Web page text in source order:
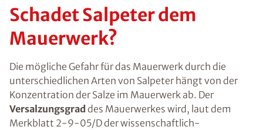
Schadet Salpeter dem
Mauerwerk?
Die mögliche Gefahr für das Mauerwerk durch die
unterschiedlichen Arten von Salpeter hängt von der
Konzentration der Salze im Mauerwerk ab. Der
Versalzungsgrad des Mauerwerkes wird, laut dem
Merkblatt 2-9-05/D der wissenschaftlich-